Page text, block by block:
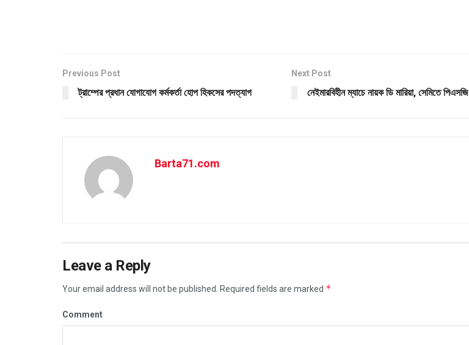
Previous Post
ট্রাম্পের প্রধান যোগাযোগ কর্মকর্তা হোপ হিকসের পদত্যাগ
Next Post
নেইমারবিহীন ম্যাচে নায়ক ডি মারিয়া, সেমিতে পিএসজি
Barta71.com
Leave a Reply
Your email address will not be published. Required fields are marked *
Comment